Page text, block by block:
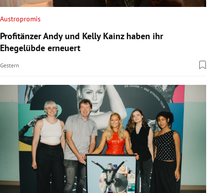
Austropromis
Profitänzer Andy und Kelly Kainz haben ihr
Ehegelübde erneuert
Gestern